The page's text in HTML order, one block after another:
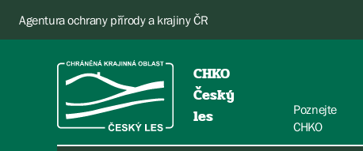
Agentura ochrany přírody a krajiny ČR
CHKO
Český
les
Poznejte
CHKO